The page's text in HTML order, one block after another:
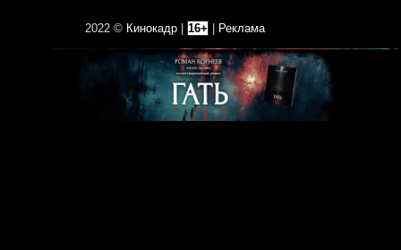
2022 © Кинокадр 16+ Реклама